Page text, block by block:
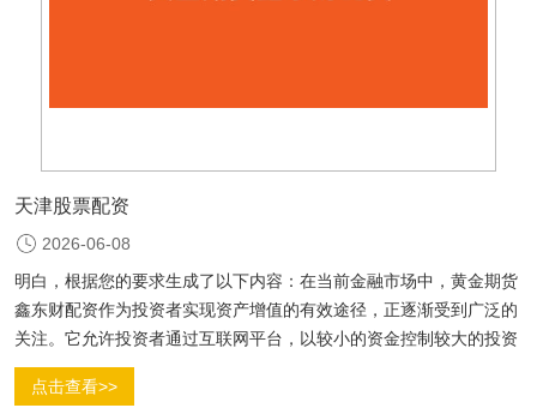
天津股票配资
2026-06-08
明白，根据您的要求生成了以下内容：在当前金融市场中，黄金期货
鑫东财配资作为投资者实现资产增值的有效途径，正逐渐受到广泛的
关注。它允许投资者通过互联网平台，以较小的资金控制较大的投资
规模，从而获取更高的收益。这种杠杆效应也带来了较...
点击查看>>